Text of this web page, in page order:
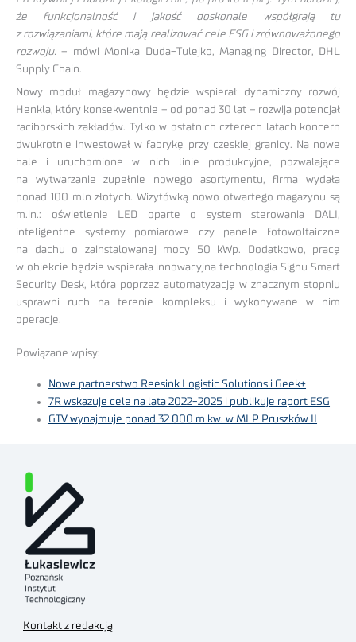
że funkcjonalność i jakość doskonale współgrają tu
z rozwiązaniami, które mają realizować cele ESG i zrównoważonego
rozwoju. – mówi Monika Duda-Tulejko, Managing Director, DHL
Supply Chain.
Nowy moduł magazynowy będzie wspierał dynamiczny rozwój
Henkla, który konsekwentnie – od ponad 30 lat – rozwija potencjał
raciborskich zakładów. Tylko w ostatnich czterech latach koncern
dwukrotnie inwestował w fabrykę przy czeskiej granicy. Na nowe
hale i uruchomione w nich linie produkcyjne, pozwalające
na wytwarzanie zupełnie nowego asortymentu, firma wydała
ponad 100 mln złotych. Wizytówką nowo otwartego magazynu są
m.in.: oświetlenie LED oparte o system sterowania DALI,
inteligentne systemy pomiarowe czy panele fotowoltaiczne
na dachu o zainstalowanej mocy 50 kWp. Dodatkowo, pracę
w obiekcie będzie wspierała innowacyjna technologia Signu Smart
Security Desk, która poprzez automatyzację w znacznym stopniu
usprawni ruch na terenie kompleksu i wykonywane w nim
operacje.
Powiązane wpisy:
Nowe partnerstwo Reesink Logistic Solutions i Geek+
7R wskazuje cele na lata 2022-2025 i publikuje raport ESG
GTV wynajmuje ponad 32 000 m kw. w MLP Pruszków II
Kontakt z redakcją